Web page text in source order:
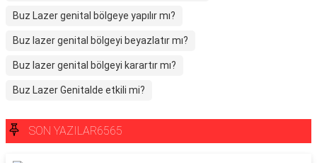
Buz Lazer genital bölgeye yapılır mı?
Buz lazer genital bölgeyi beyazlatır mı?
Buz lazer genital bölgeyi karartır mı?
Buz Lazer Genitalde etkili mi?
SON YAZILAR6565